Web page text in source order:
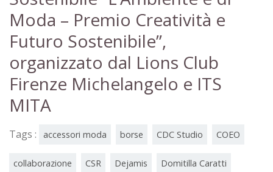
Moda – Premio Creatività e
Futuro Sostenibile”,
organizzato dal Lions Club
Firenze Michelangelo e ITS
MITA
Tags : accessori moda borse CDC Studio COEO
collaborazione CSR Dejamis Domitilla Caratti